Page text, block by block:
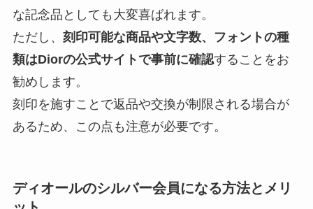
な記念品としても大変喜ばれます。
ただし、 刻印可能な商品や文字数、フォントの種
類はDiorの公式サイトで事前に確認することをお
勧めします。
刻印を施すことで返品や交換が制限される場合が
あるため、この点も注意が必要です。
ディオールのシルバー会員になる方法とメリ